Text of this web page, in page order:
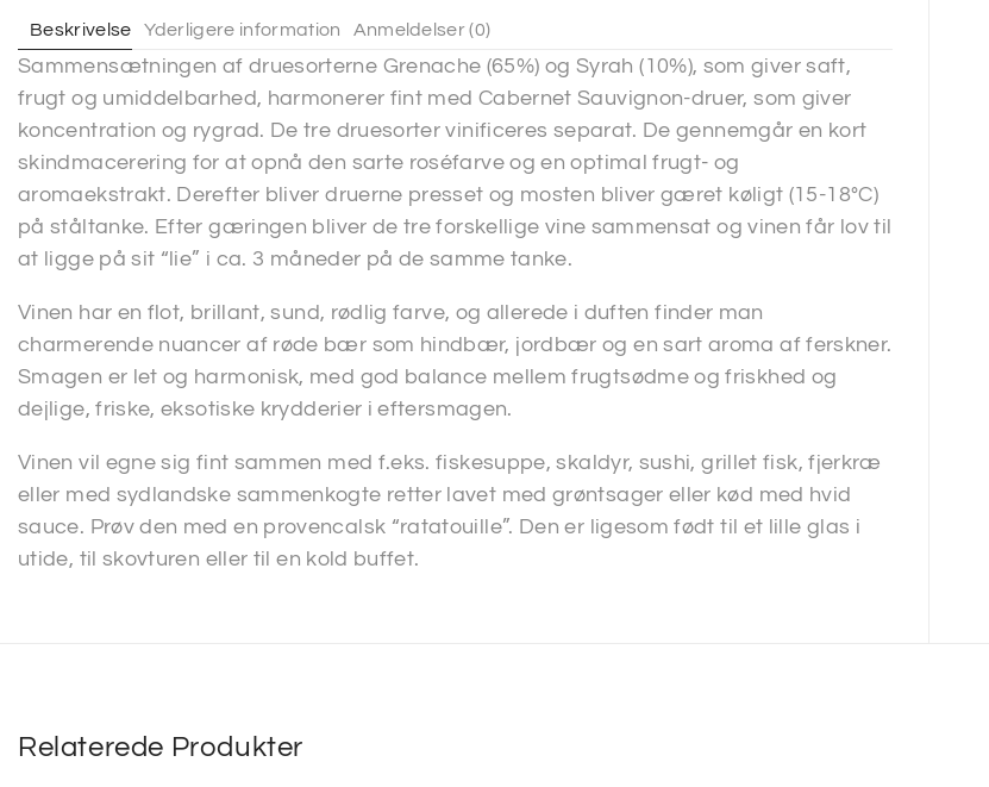
Beskrivelse Yderligere information Anmeldelser (0)
Sammensætningen af druesorterne Grenache (65%) og Syrah (10%), som giver saft,
frugt og umiddelbarhed, harmonerer fint med Cabernet Sauvignon-druer, som giver
koncentration og rygrad. De tre druesorter vinificeres separat. De gennemgår en kort
skindmacerering for at opnå den sarte roséfarve og en optimal frugt- og
aromaekstrakt. Derefter bliver druerne presset og mosten bliver gæret køligt (15-18°C)
på ståltanke. Efter gæringen bliver de tre forskellige vine sammensat og vinen får lov til
at ligge på sit “lie” i ca. 3 måneder på de samme tanke.
Vinen har en flot, brillant, sund, rødlig farve, og allerede i duften finder man
charmerende nuancer af røde bær som hindbær, jordbær og en sart aroma af ferskner.
Smagen er let og harmonisk, med god balance mellem frugtsødme og friskhed og
dejlige, friske, eksotiske krydderier i eftersmagen.
Vinen vil egne sig fint sammen med f.eks. fiskesuppe, skaldyr, sushi, grillet fisk, fjerkræ
eller med sydlandske sammenkogte retter lavet med grøntsager eller kød med hvid
sauce. Prøv den med en provencalsk “ratatouille”. Den er ligesom født til et lille glas i
utide, til skovturen eller til en kold buffet.
Relaterede Produkter